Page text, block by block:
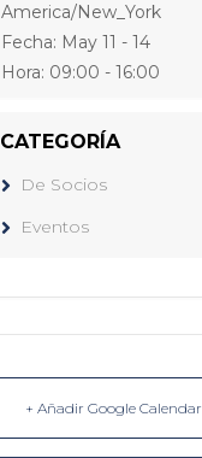
America/New_York
Fecha: May 11 - 14
Hora: 09:00 - 16:00
CATEGORÍA
De Socios
Eventos
+ Añadir Google Calendar